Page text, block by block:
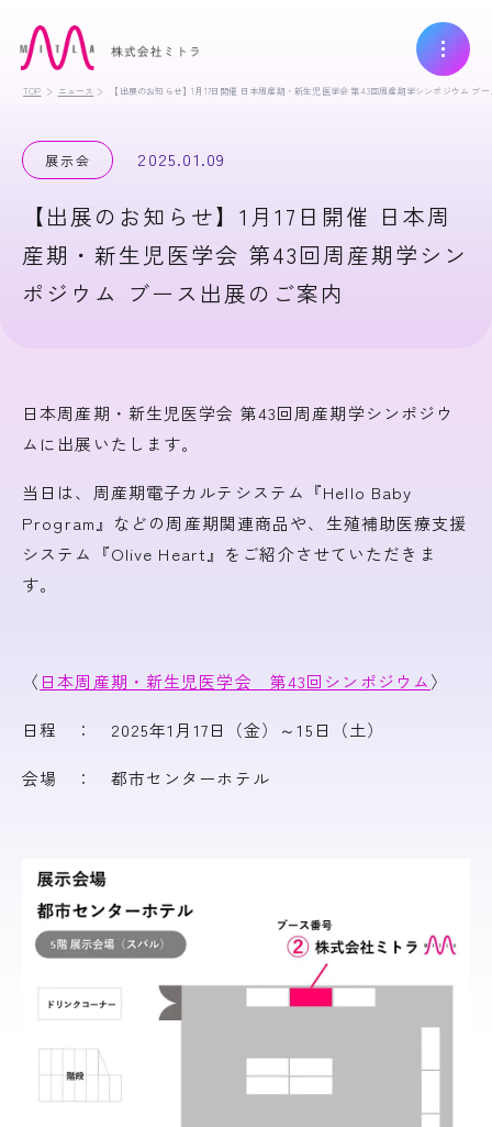
TOP ニュース 【出展のお知らせ】1月17日開催 日本周産期・新生児医学会 第43回周産期学シンポジウム ブ
展示会 2025.01.09
【出展のお知らせ】1月17日開催 日本周
産期・新生児医学会 第43回周産期学シン
ポジウム ブース出展のご案内
日本周産期・新生児医学会 第43回周産期学シンポジウ
ムに出展いたします。
当日は、周産期電子カルテシステム『Hello Baby
Program』などの周産期関連商品や、生殖補助医療支援
システム『Olive Heart』をご紹介させていただきま
す。
〈 日本周産期・新生児医学会 第43回シンポジウム〉
日程 ： 2025年1月17日（金）～15日（土）
会場 ： 都市センターホテル